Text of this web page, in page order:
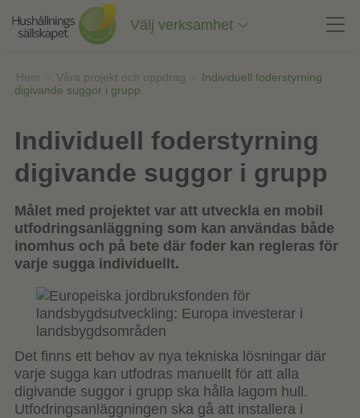
innehåll
Välj verksamhet
Hem Våra projekt och uppdrag
Individuell foderstyrning
digivande suggor i grupp
Individuell foderstyrning
digivande suggor i grupp
Målet med projektet var att utveckla en mobil
utfodringsanläggning som kan användas både
inomhus och på bete där foder kan regleras för
varje sugga individuellt.
Det finns ett behov av nya tekniska lösningar där
varje sugga kan utfodras manuellt för att alla
digivande suggor i grupp ska hålla lagom hull.
Utfodringsanläggningen ska gå att installera i